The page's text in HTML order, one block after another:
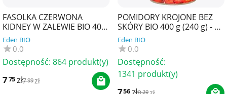
FASOLKA CZERWONA
KIDNEY W ZALEWIE BIO 400
g (240 g) - LA BIO IDEA
Eden BIO
0.0
Dostępność: 864 produkt(y)
775zł799zł
POMIDORY KROJONE BEZ
SKÓRY BIO 400 g (240 g) - LA
BIO IDEA
Eden BIO
0.0
Dostępność:
1341 produkt(y)
756zł 29